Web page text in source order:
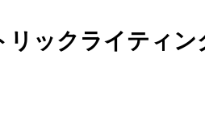
リックライティ